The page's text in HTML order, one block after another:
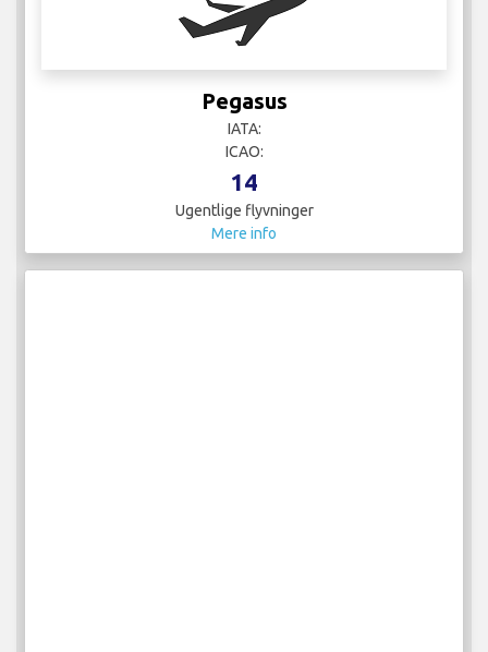
Pegasus
IATA:
ICAO:
14
Ugentlige flyvninger
Mere info